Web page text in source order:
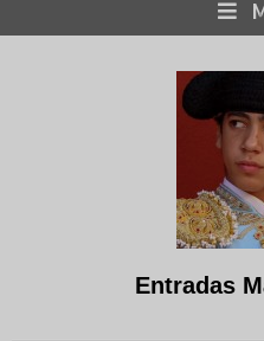
Entradas